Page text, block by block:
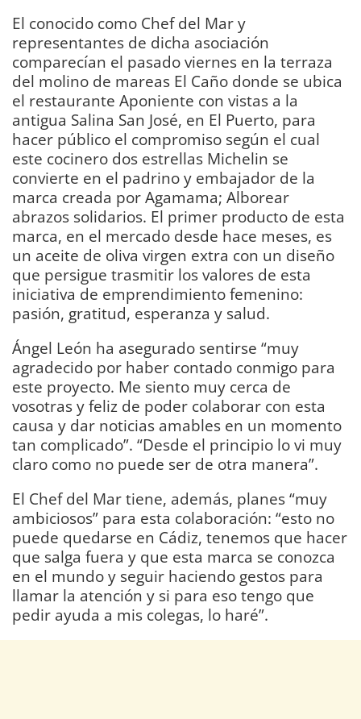
El conocido como Chef del Mar y
representantes de dicha asociación
comparecían el pasado viernes en la terraza
del molino de mareas El Caño donde se ubica
el restaurante Aponiente con vistas a la
antigua Salina San José, en El Puerto, para
hacer público el compromiso según el cual
este cocinero dos estrellas Michelin se
convierte en el padrino y embajador de la
marca creada por Agamama; Alborear
abrazos solidarios. El primer producto de esta
marca, en el mercado desde hace meses, es
un aceite de oliva virgen extra con un diseño
que persigue trasmitir los valores de esta
iniciativa de emprendimiento femenino:
pasión, gratitud, esperanza y salud.
Ángel León ha asegurado sentirse “muy
agradecido por haber contado conmigo para
este proyecto. Me siento muy cerca de
vosotras y feliz de poder colaborar con esta
causa y dar noticias amables en un momento
tan complicado”. “Desde el principio lo vi muy
claro como no puede ser de otra manera”.
El Chef del Mar tiene, además, planes “muy
ambiciosos” para esta colaboración: “esto no
puede quedarse en Cádiz, tenemos que hacer
que salga fuera y que esta marca se conozca
en el mundo y seguir haciendo gestos para
llamar la atención y si para eso tengo que
pedir ayuda a mis colegas, lo haré”.